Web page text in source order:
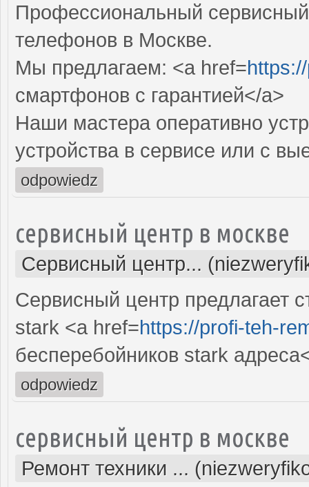
Профессиональный
телефонов в Москве.
Мы предлагаем: <a href=
смартфонов с гарантией</a>
Наши мастера оперативно
устройства в сервисе или с
odpowiedz
сервисный центр в москве
Сервисный центр...
Сервисный центр предлагает
stark <a href=https://profi-teh-
бесперебойников stark
odpowiedz
сервисный центр в москве
Ремонт техники ...